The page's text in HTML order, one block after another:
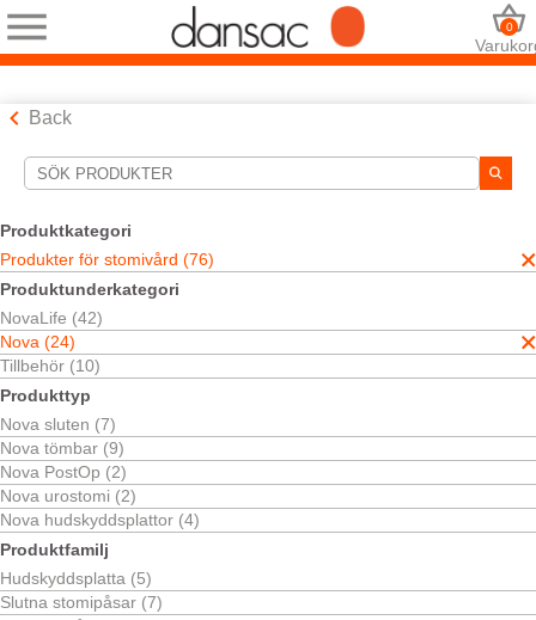
0
Back
Produktkategori
Produkter för stomivård (76)
Produktunderkategori
NovaLife (42)
Nova (24)
Tillbehör (10)
Produkttyp
Nova sluten (7)
Nova tömbar (9)
Nova PostOp (2)
Nova urostomi (2)
Nova hudskyddsplattor (4)
Produktfamilj
Hudskyddsplatta (5)
Slutna stomipåsar (7)
Sökverktyg
Dina val:
Produkter för stomivård
Nova
Sortera efter: